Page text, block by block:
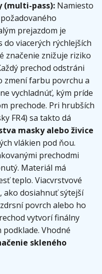
(multi-pass): Namiesto
prejazdom je
viacerých rýchlejších
značenie znižuje riziko
prechod odstráni
zmení farbu povrchu a
vychladnúť, kým príde
prechode. Pri hrubších
FR4) sa takto dá
masky alebo živice
vlákien pod ňou.
prechodmi
Materiál má
teplo. Viacvrstvové
ako dosiahnuť sýtejší
povrch alebo ho
vytvorí finálny
Vhodné
skleného